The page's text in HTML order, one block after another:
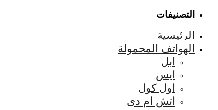
التصنيفات
الرئيسية
الهواتف المحمولة
ابل
ايس
اول كول
اتش ام دى